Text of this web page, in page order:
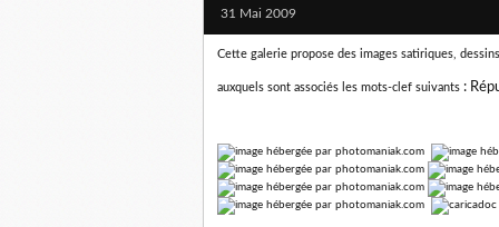
31 Mai 2009
Cette galerie propose des images satiriques,
auxquels sont associés les mots-clef suivants :